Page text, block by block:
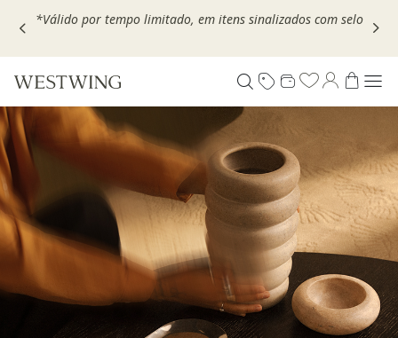
Escolha seu VOUCHER e ganhe até 30% OFF*: useMOVEL30,